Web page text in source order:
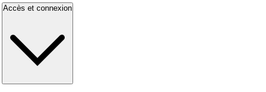
Accès et connexion